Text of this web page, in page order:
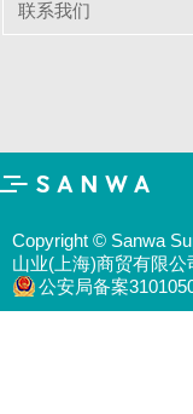
联系我们
Copyright © Sanwa
山业(上海)商贸有限
公安局备案